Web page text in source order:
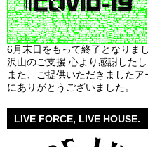
6月末日をもって終了となりまし
沢山のご支援 心より感謝したし
また、ご提供いただきました
にありがとうございました。
LIVE FORCE, LIVE HOUSE.